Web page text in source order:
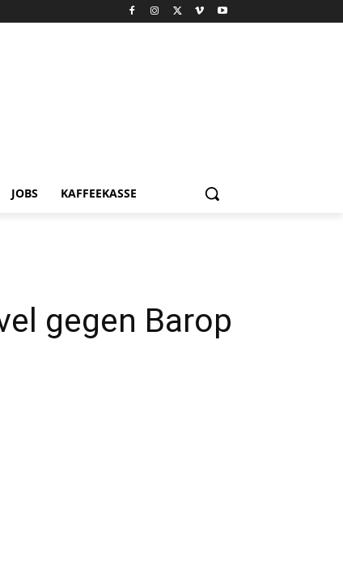
JOBS KAFFEEKASSE
gegen Barop